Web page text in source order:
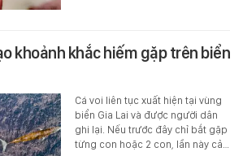
khoảnh khắc hiếm gặp trên biển
Cá voi liên tục xuất hiện tại vùng
biển Gia Lai và được người dân
ghi lại. Nếu trước đây chỉ bắt gặp
từng con hoặc 2 con, lần này cả…